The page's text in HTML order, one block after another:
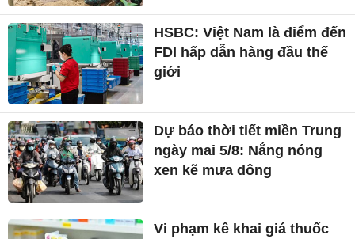
HSBC: Việt Nam là điểm đến
FDI hấp dẫn hàng đầu thế
giới
Dự báo thời tiết miền Trung
ngày mai 5/8: Nắng nóng
xen kẽ mưa dông
Vi phạm kê khai giá thuốc